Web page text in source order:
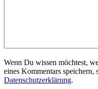
Wenn Du wissen möchtest,
eines Kommentars speichern,
Datenschutzerklärung.